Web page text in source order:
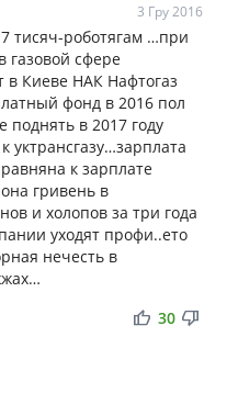
3 Гру 2016
7 тисяч-роботягам …при
газовой сфере
Киеве НАК Нафтогаз
фонд в 2016 пол
в 2017 году
уктрансгазу…зарплата
к зарплате
гривень в
и холопов за три года
уходят профи..ето
нечесть в
thumb_up thumb_down
30